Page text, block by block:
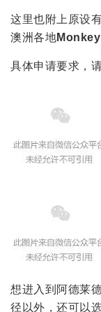
这里也附上原设
澳洲各地
具体申请要求，
想进入到阿德莱
径以外，还可以